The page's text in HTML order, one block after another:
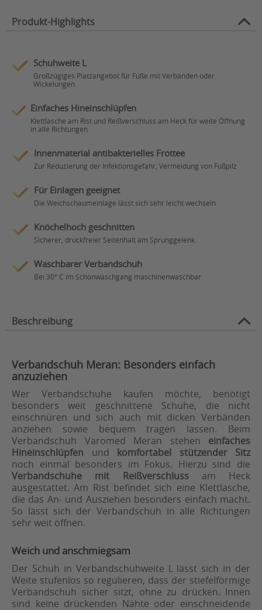
Produkt-Highlights
Schuhweite L
Großzügiges Platzangebot für Füße mit Verbänden oder
Wickelungen
Einfaches Hineinschlüpfen
Klettlasche am Rist und Reißverschluss am Heck für weite Öffnung
in alle Richtungen
Innenmaterial antibakterielles Frottee
Zur Reduzierung der Infektionsgefahr, Vermeidung von Fußpilz
Für Einlagen geeignet
Die Weichschaumeinlage lässt sich sehr leicht wechseln
Knöchelhoch geschnitten
Sicherer, druckfreier Seitenhalt am Sprunggelenk
Waschbarer Verbandschuh
Bei 30° C im Schonwaschgang maschinenwaschbar
Beschreibung
Verbandschuh Meran: Besonders einfach
anzuziehen
Wer Verbandschuhe kaufen möchte, benötigt
besonders weit geschnittene Schuhe, die nicht
einschnüren und sich auch mit dicken Verbänden
anziehen sowie bequem tragen lassen. Beim
Verbandschuh Varomed Meran stehen einfaches
Hineinschlüpfen und komfortabel stützender Sitz
noch einmal besonders im Fokus. Hierzu sind die
Verbandschuhe mit Reißverschlussam Heck
ausgestattet. Am Rist befindet sich eine Klettlasche,
die das An- und Ausziehen besonders einfach macht.
So lässt sich der Verbandschuh in alle Richtungen
sehr weit öffnen.
Weich und anschmiegsam
Der Schuh in Verbandschuhweite L lässt sich in der
Weite stufenlos so regulieren, dass der stiefelförmige
Verbandschuh sicher sitzt, ohne zu drücken. Innen
sind keine drückenden Nähte oder einschneidende